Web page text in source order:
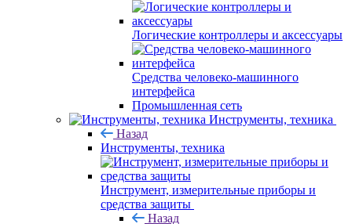
Логические контроллеры и аксессуары
Средства человеко-машинного
интерфейса
Промышленная сеть
Инструменты, техника
Назад
Инструменты, техника
Инструмент, измерительные приборы и
средства защиты
Назад